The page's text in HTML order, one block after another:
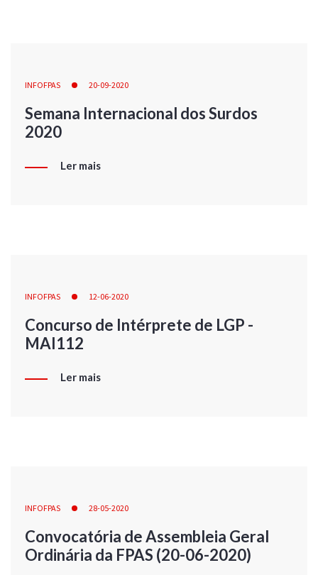
INFOFPAS 20-09-2020
Semana Internacional dos Surdos
2020
Ler mais
INFOFPAS 12-06-2020
Concurso de Intérprete de LGP -
MAI112
Ler mais
INFOFPAS 28-05-2020
Convocatória de Assembleia Geral
Ordinária da FPAS (20-06-2020)